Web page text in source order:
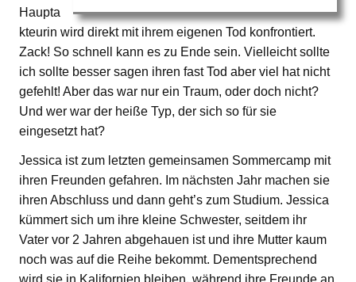
Haupta
kteurin wird direkt mit ihrem eigenen Tod konfrontiert.
Zack! So schnell kann es zu Ende sein. Vielleicht sollte
ich sollte besser sagen ihren fast Tod aber viel hat nicht
gefehlt! Aber das war nur ein Traum, oder doch nicht?
Und wer war der heiße Typ, der sich so für sie
eingesetzt hat?
Jessica ist zum letzten gemeinsamen Sommercamp mit
ihren Freunden gefahren. Im nächsten Jahr machen sie
ihren Abschluss und dann geht’s zum Studium. Jessica
kümmert sich um ihre kleine Schwester, seitdem ihr
Vater vor 2 Jahren abgehauen ist und ihre Mutter kaum
noch was auf die Reihe bekommt. Dementsprechend
wird sie in Kalifornien bleiben, während ihre Freunde an